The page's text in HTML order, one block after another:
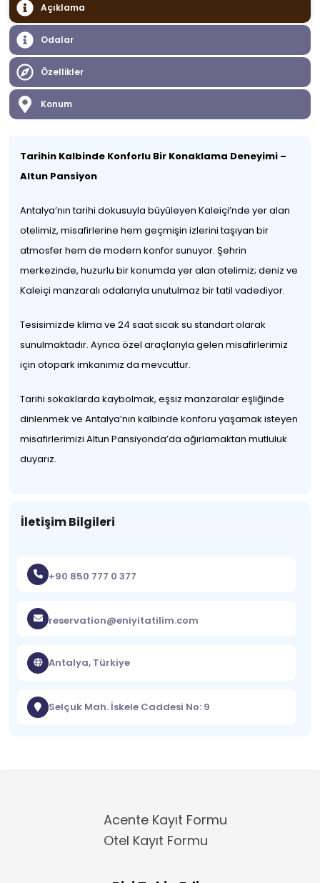
Açıklama
Odalar
Özellikler
Konum
Tarihin Kalbinde Konforlu Bir Konaklama Deneyimi –
Altun Pansiyon
Antalya’nın tarihi dokusuyla büyüleyen Kaleiçi’nde yer alan
otelimiz, misafirlerine hem geçmişin izlerini taşıyan bir
atmosfer hem de modern konfor sunuyor. Şehrin
merkezinde, huzurlu bir konumda yer alan otelimiz; deniz ve
Kaleiçi manzaralı odalarıyla unutulmaz bir tatil vadediyor.
Tesisimizde klima ve 24 saat sıcak su standart olarak
sunulmaktadır. Ayrıca özel araçlarıyla gelen misafirlerimiz
için otopark imkanımız da mevcuttur.
Tarihi sokaklarda kaybolmak, eşsiz manzaralar eşliğinde
dinlenmek ve Antalya’nın kalbinde konforu yaşamak isteyen
misafirlerimizi Altun Pansiyonda’da ağırlamaktan mutluluk
duyarız.
İletişim Bilgileri
+90 850 777 0 377
reservation@eniyitatilim.com
Antalya, Türkiye
Selçuk Mah. İskele Caddesi No: 9
Acente Kayıt Formu
Otel Kayıt Formu